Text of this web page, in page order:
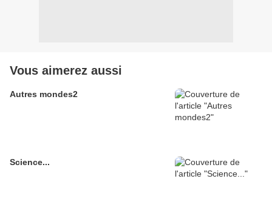
Vous aimerez aussi
Autres mondes2
Science...